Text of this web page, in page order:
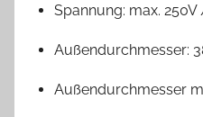
Spannung: max.
Außendurchmesser:
Außendurchmesser